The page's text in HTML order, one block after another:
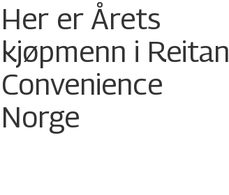
Her er Årets
kjøpmenn i Reitan
Convenience
Norge